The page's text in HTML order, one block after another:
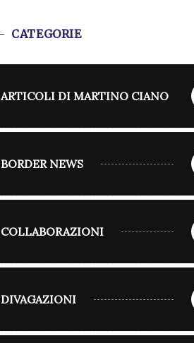
CATEGORIE
ARTICOLI DI MARTINO CIANO
BORDER NEWS
COLLABORAZIONI
DIVAGAZIONI